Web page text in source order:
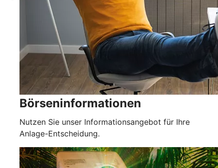
Börseninformationen
Nutzen Sie unser Informationsangebot für Ihre
Anlage-Entscheidung.